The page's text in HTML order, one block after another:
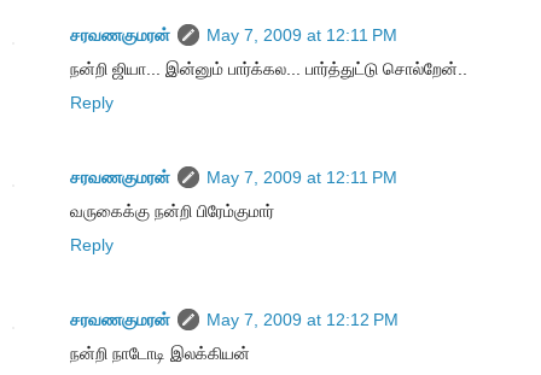
சரவணகுமரன்
May 7, 2009 at 12:11 PM
நன்றி ஜியா... இன்னும் பார்க்கல... பார்த்துட்டு சொல்றேன்..
Reply
சரவணகுமரன்
May 7, 2009 at 12:11 PM
வருகைக்கு நன்றி பிரேம்குமார்
Reply
சரவணகுமரன்
May 7, 2009 at 12:12 PM
நன்றி நாடோடி இலக்கியன்